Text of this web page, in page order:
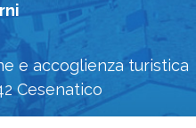
e accoglienza turistica
Cesenatico